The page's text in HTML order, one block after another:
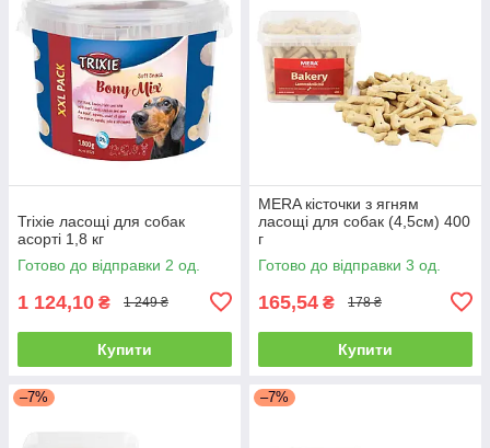
Trixie ласощі для собак
асорті 1,8 кг
Готово до відправки 2 од.
1 124,10 ₴ 1 249 ₴
Купити
MERA кісточки з ягням
ласощі для собак (4,5см) 400
г
Готово до відправки 3 од.
165,54 ₴ 178 ₴
Купити
–7% –7%